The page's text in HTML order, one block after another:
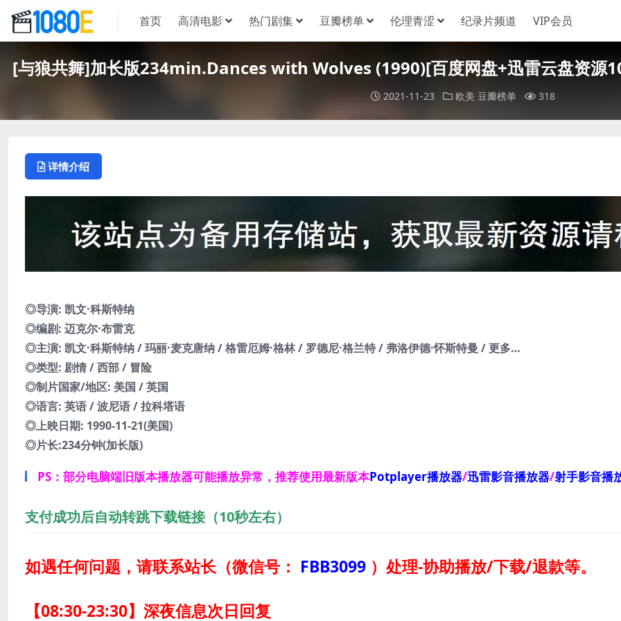
首页 高清电影 热门剧集 豆瓣榜单 伦理青涩 纪录片频道 VIP会员
[与狼共舞]加长版234min.Dances with Wolves (1990)[百度网盘+迅雷云盘资源
2021-11-23 欧美 豆瓣榜单 318
详情介绍
◎导演: 凯文·科斯特纳
◎编剧: 迈克尔·布雷克
◎主演: 凯文·科斯特纳 / 玛丽·麦克唐纳 / 格雷厄姆·格林 / 罗德尼·格兰特 / 弗洛伊德·怀斯特曼 / 更多…
◎类型: 剧情 / 西部 / 冒险
◎制片国家/地区: 美国 / 英国
◎语言: 英语 / 波尼语 / 拉科塔语
◎上映日期: 1990-11-21(美国)
◎片长:234分钟(加长版)
PS：部分电脑端旧版本播放器可能播放异常，推荐使用最新版本Potplayer播放器/迅雷影音播放器/射手影音播
支付成功后自动转跳下载链接（10秒左右）
如遇任何问题，请联系站长（微信号： FBB3099 ） 处理-协助播放/下载/退款等。
【08:30-23:30】深夜信息次日回复